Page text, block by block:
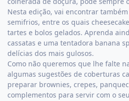
Nesta edição, vai encontrar
semifrios, entre os quais
tartes e bolos gelados. Aprenda
cassatas e uma tentadora banana
delícias dos mais gulosos.
Como não queremos que lhe falte
algumas sugestões de coberturas
preparar brownies, crepes,
complementos para servir com o